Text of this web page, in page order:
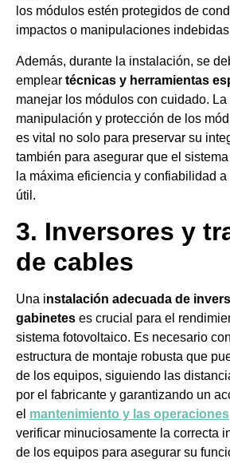
los módulos estén protegidos de
impactos o manipulaciones
Además, durante la instalación, se
emplear técnicas y herramientas
manejar los módulos con cuidado. La
manipulación y protección de los
es vital no solo para preservar su
también para asegurar que el
la máxima eficiencia y confiabilidad
útil.
3. Inversores y
de cables
Una instalación adecuada de
gabinetes es crucial para el
sistema fotovoltaico. Es necesario
estructura de montaje robusta que
de los equipos, siguiendo las
por el fabricante y garantizando un
el mantenimiento y las operaciones
verificar minuciosamente la correcta
de los equipos para asegurar su